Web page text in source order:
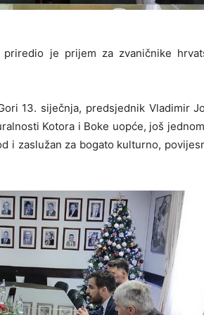
priredio je prijem za zvaničnike
13. siječnja, predsjednik Vladimir
Kotora i Boke uopće, još
i zaslužan za bogato kulturno,